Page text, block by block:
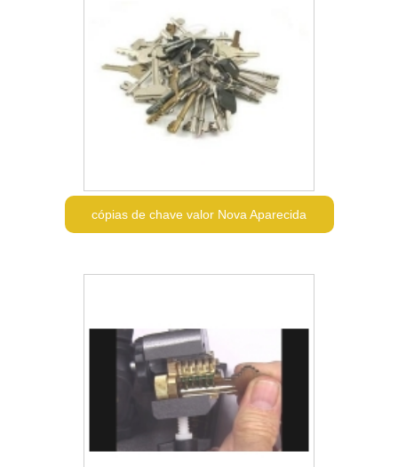
cópias de chave valor Nova Aparecida